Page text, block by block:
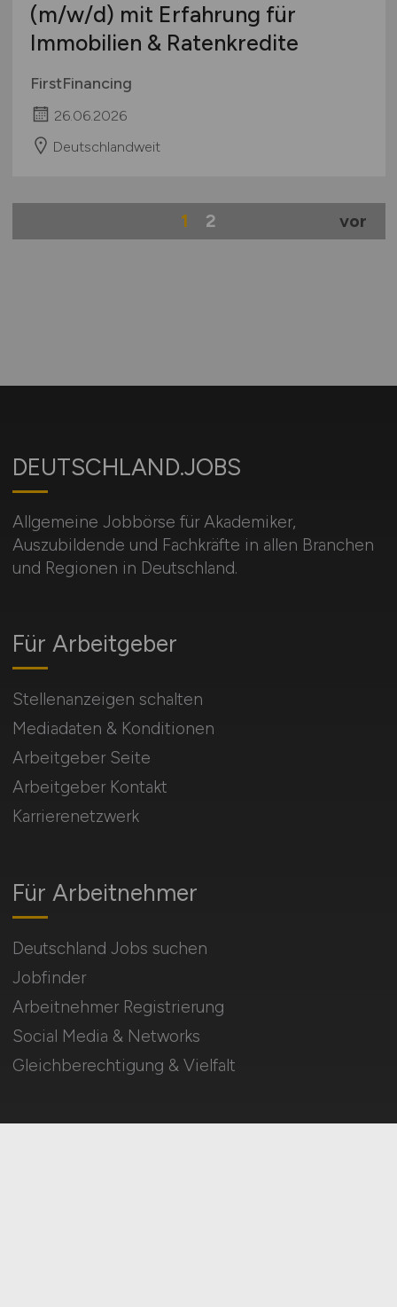
(m/w/d) mit Erfahrung für
Immobilien & Ratenkredite
FirstFinancing
26.06.2026
Deutschlandweit
1 2 vor
DEUTSCHLAND.JOBS
Allgemeine Jobbörse für Akademiker,
Auszubildende und Fachkräfte in allen Branchen
und Regionen in Deutschland.
Für Arbeitnehmer
Deutschland Jobs suchen
Jobfinder
Arbeitnehmer Registrierung
Social Media & Networks
Gleichberechtigung & Vielfalt
Für Arbeitgeber
Stellenanzeigen schalten
Mediadaten & Konditionen
Arbeitgeber Seite
Arbeitgeber Kontakt
Karrierenetzwerk